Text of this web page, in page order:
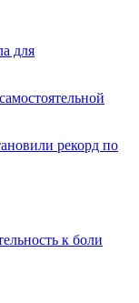
для
рекорд по
к боли